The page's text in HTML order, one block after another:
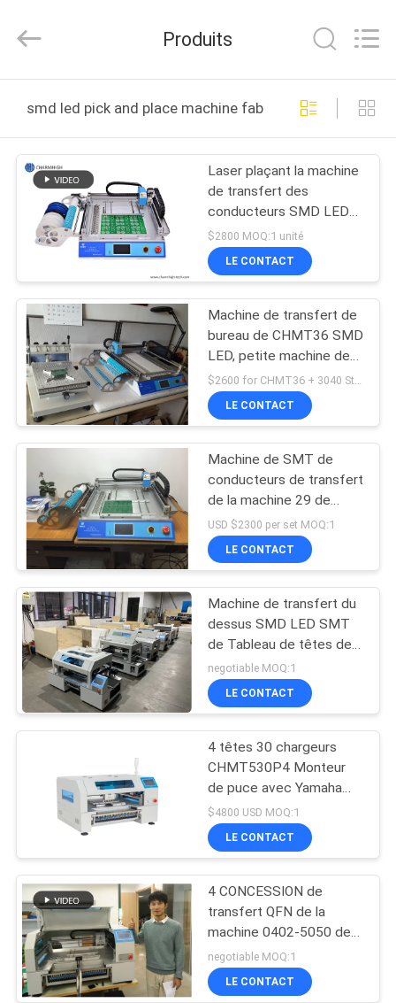
PRODUITS
VIDÉOS
PROPOS
DE
NOUS
VISITE
DE
L'USINE
CONTRÔLE
QUALITÉ
CONTACTEZ-
NOUS
NOUVELLES
CARTE
DU
SITE
POLITIQUE
CHARMHIGH
TECHNOLOGY
Rights
Produits
smd led pick and place machine fabrication en ligne
Laser plaçant la machine
de transfert des
conducteurs SMD LED
des têtes 29 de
CHMT36 SMT 2
$2800 MOQ:1 unité
LE CONTACT
Machine de transfert de
bureau de CHMT36 SMD
LED, petite machine de
SMT de 29 têtes des
conducteurs 2
LE CONTACT
Machine de SMT de
conducteurs de transfert
de la machine 29 de
CHMT36 SMT SMD LED
petite
USD $2300 per set MOQ:1
LE CONTACT
Machine de transfert du
dessus SMD LED SMT
de Tableau de têtes de
Charmhigh 4
negotiable MOQ:1
LE CONTACT
4 têtes 30 chargeurs
CHMT530P4 Monteur
de puce avec Yamaha
chargeur SMD machine
de prise et de place
$4800 USD MOQ:1
LE CONTACT
4 CONCESSION de
transfert QFN de la
machine 0402-5050 des
conducteurs SMD des
têtes CHMT530P4
Yamaha
negotiable MOQ:1
LE CONTACT